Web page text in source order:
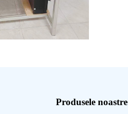
Produsele noastre